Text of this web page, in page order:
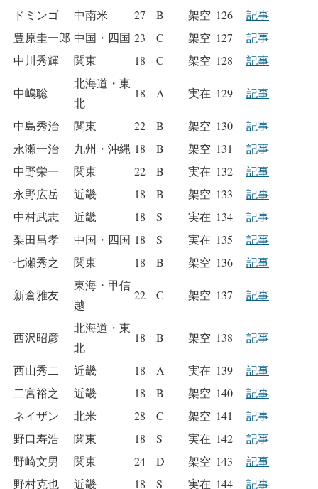
ドミンゴ 中南米 27 B 架空 126
記事
豊原圭一郎 中国・四国 23 C 架空 127
記事
中川秀輝
関東 18 C 架空 128 記事
中嶋聡
北海道・東
北
18 A 実在 129 記事
中島秀治 関東 22 B 架空 130
記事
永瀬一治
九州・沖縄 18 B 架空 131
記事
中野栄一
関東 22 B 実在 132
記事
永野広岳
近畿 18 B 架空 133
記事
中村武志
近畿 18 S 実在 134
記事
梨田昌孝
中国・四国 18 S 実在 135
記事
七瀬秀之
関東 18 B 架空 136 記事
新倉雅友
東海・甲信
越
22 C 架空 137 記事
西沢昭彦
北海道・東
北
18 B 架空 138 記事
西山秀二 近畿 18 A 実在 139
記事
二宮裕之
近畿 18 B 架空 140
記事
ネイザン
北米 28 C 架空 141
記事
野口寿浩
関東 18 S 実在 142
記事
野崎文男
関東 24 D 架空 143
記事
野村克也
近畿 18 S 実在 144 記事